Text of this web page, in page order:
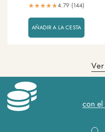
regular4.79 (144)
AÑADIR A LA CESTA
con el